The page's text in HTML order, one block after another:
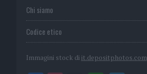
Chi siamo
Codice etico
Immagini stock di it.depositphotos.com